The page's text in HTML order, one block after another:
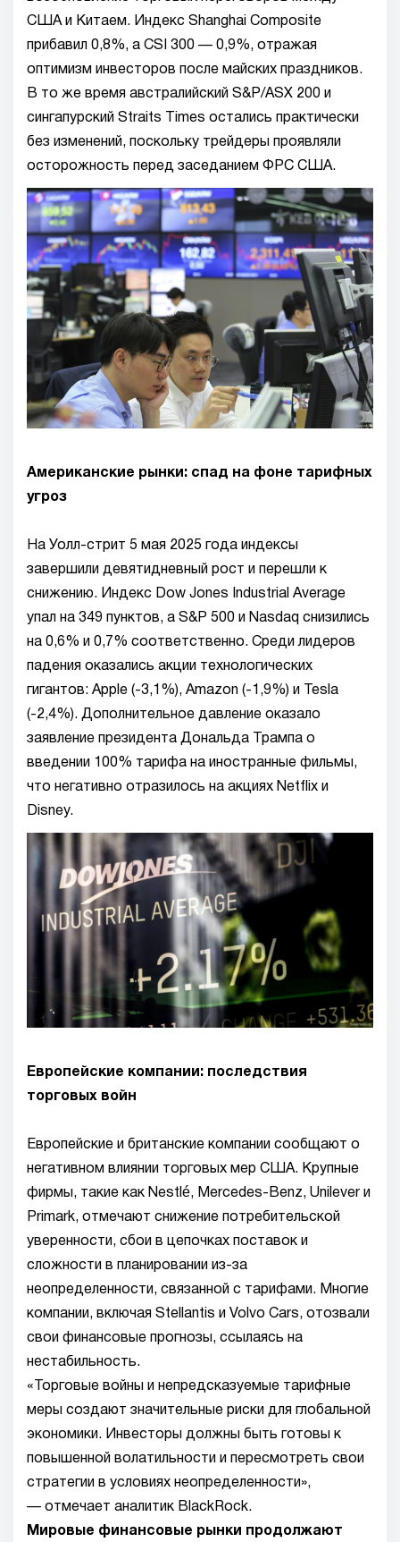
США и Китаем. Индекс Shanghai Composite
прибавил 0,8%, а CSI 300 — 0,9%, отражая
оптимизм инвесторов после майских праздников.
В то же время австралийский S&P/ASX 200 и
сингапурский Straits Times остались практически
без изменений, поскольку трейдеры проявляли
осторожность перед заседанием ФРС США.
Американские рынки: спад на фоне тарифных
угроз
На Уолл-стрит 5 мая 2025 года индексы
завершили девятидневный рост и перешли к
снижению. Индекс Dow Jones Industrial Average
упал на 349 пунктов, а S&P 500 и Nasdaq снизились
на 0,6% и 0,7% соответственно. Среди лидеров
падения оказались акции технологических
гигантов: Apple (-3,1%), Amazon (-1,9%) и Tesla
(-2,4%). Дополнительное давление оказало
заявление президента Дональда Трампа о
введении 100% тарифа на иностранные фильмы,
что негативно отразилось на акциях Netflix и
Disney.
Европейские компании: последствия
торговых войн
Европейские и британские компании сообщают о
негативном влиянии торговых мер США. Крупные
фирмы, такие как Nestlé, Mercedes-Benz, Unilever и
Primark, отмечают снижение потребительской
уверенности, сбои в цепочках поставок и
сложности в планировании из-за
неопределенности, связанной с тарифами. Многие
компании, включая Stellantis и Volvo Cars, отозвали
свои финансовые прогнозы, ссылаясь на
нестабильность.
«Торговые войны и непредсказуемые тарифные
меры создают значительные риски для глобальной
экономики. Инвесторы должны быть готовы к
повышенной волатильности и пересмотреть свои
стратегии в условиях неопределенности»,
— отмечает аналитик BlackRock.
Мировые финансовые рынки продолжают